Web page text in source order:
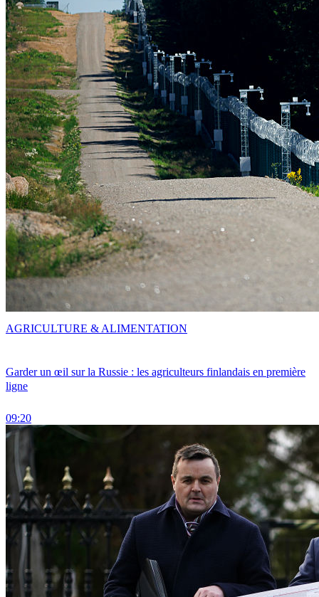
Garder un œil sur la Russie : les agriculteurs finlandais en première
ligne
09:20
AGRICULTURE & ALIMENTATION